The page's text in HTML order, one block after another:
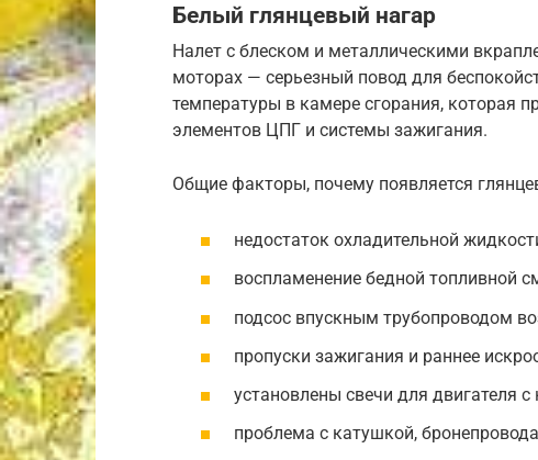
Белый глянцевый нагар
Налет с блеском и металлическими
моторах — серьезный повод для
температуры в камере сгорания, которая
элементов ЦПГ и системы зажигания.
Общие факторы, почему появляется
недостаток охладительной
воспламенение бедной топливной
подсос впускным трубопроводом
пропуски зажигания и раннее
установлены свечи для двигателя
проблема с катушкой,